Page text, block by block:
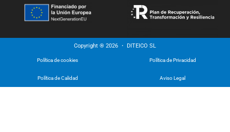
Copyright ® 2026 ・ DITEICO SL
Política de cookies Política de Privacidad
Política de Calidad Aviso Legal